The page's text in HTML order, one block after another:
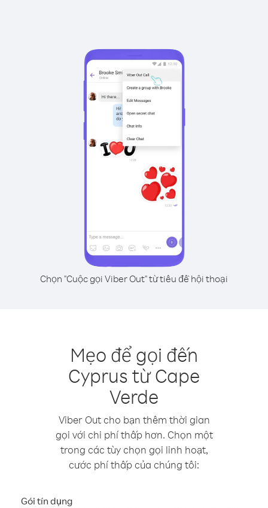
Chọn "Cuộc gọi Viber Out" từ tiêu đề hội thoại
Mẹo để gọi đến
Cyprus từ Cape
Verde
Viber Out cho bạn thêm thời gian
gọi với chi phí thấp hơn. Chọn một
trong các tùy chọn gọi linh hoạt,
cước phí thấp của chúng tôi:
Gói tín dụng